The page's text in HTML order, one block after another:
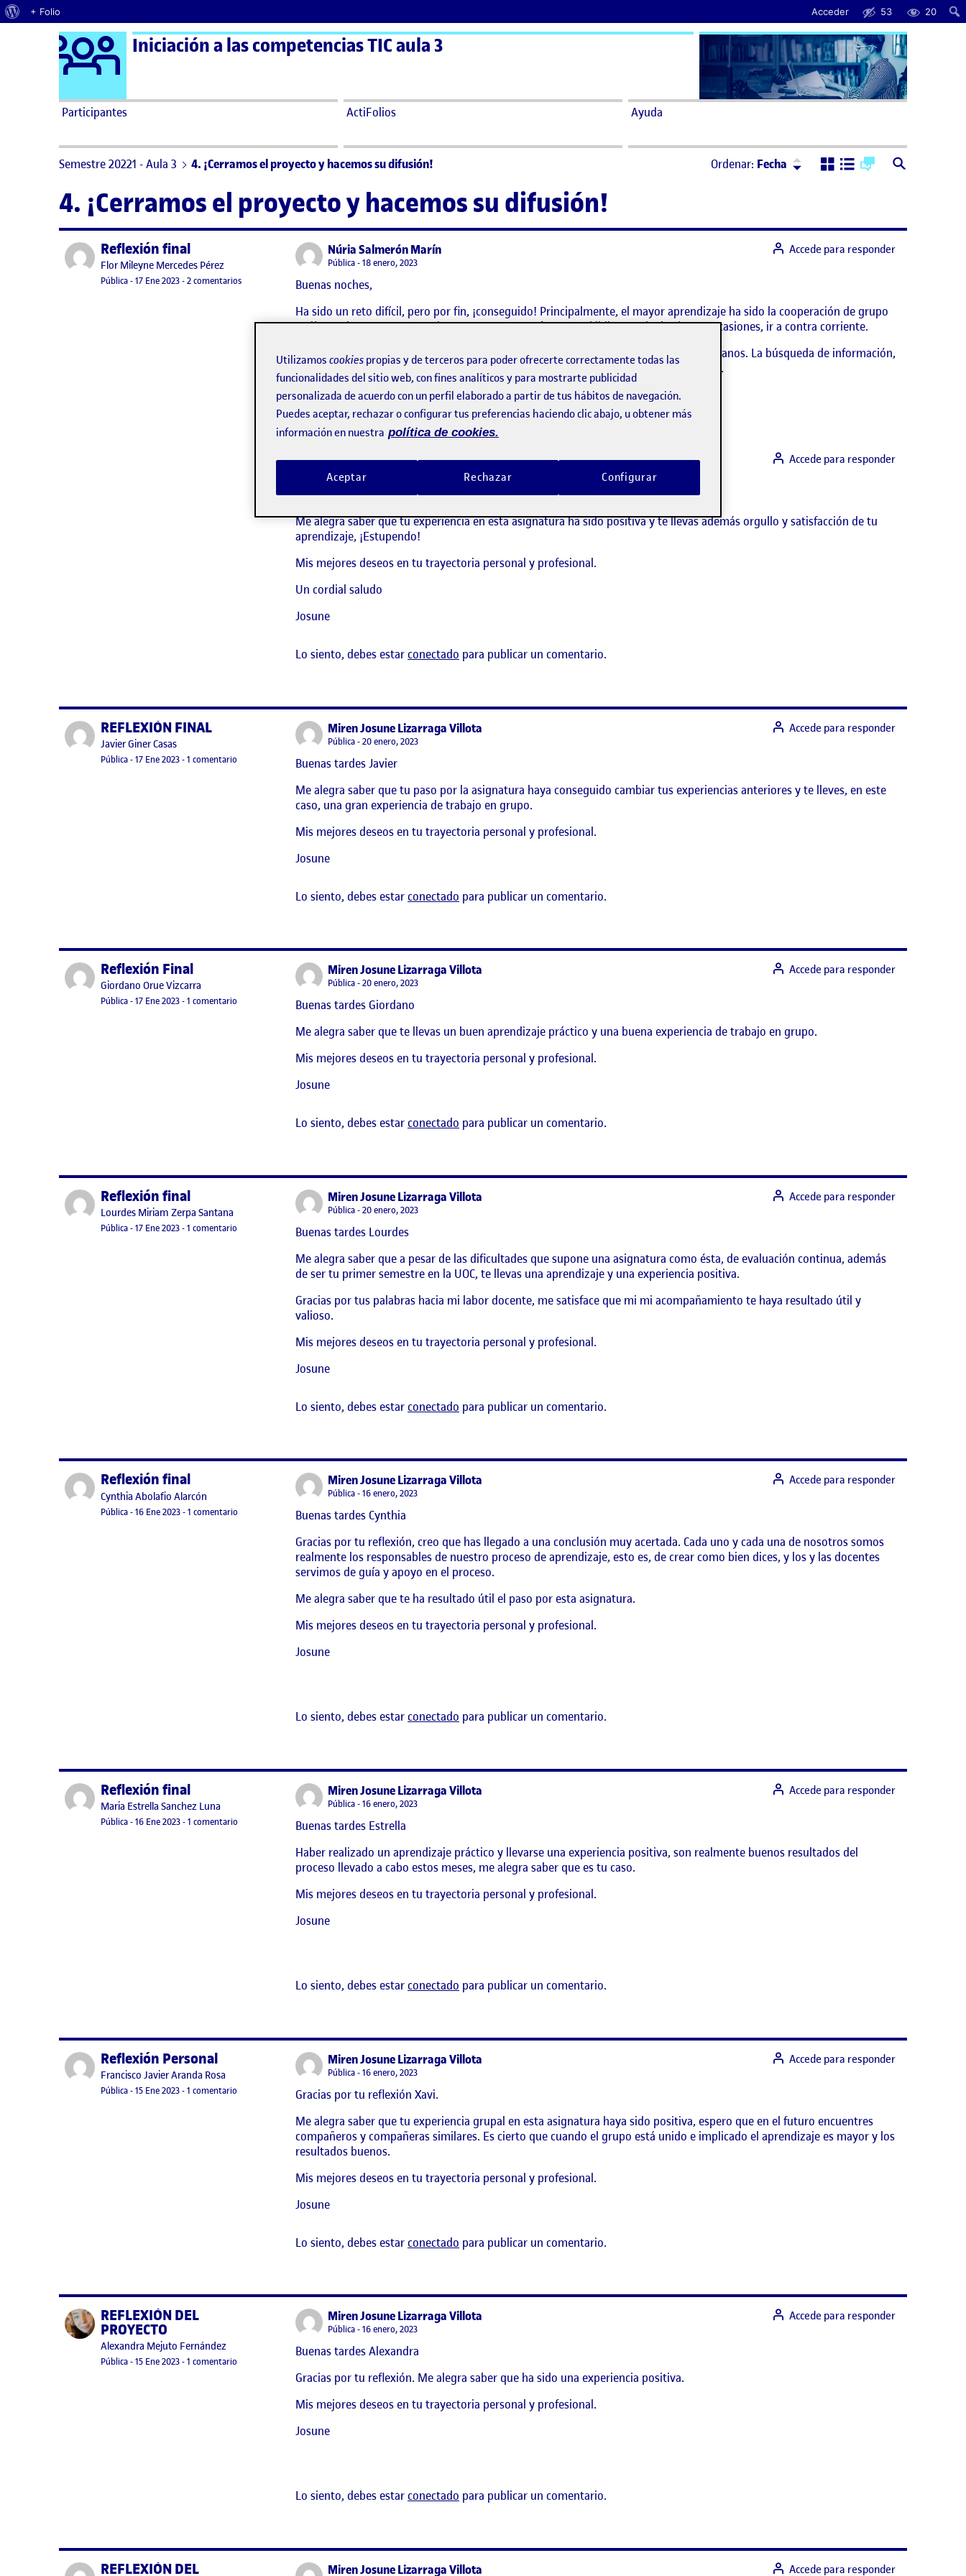
Acerca de WordPress
+ Folio Acceder 53 20
Saltar al contenido Logo Ágora
Iniciación a las competencias TIC aula 3
Participantes ActiFolios Ayuda
Semestre 20221 - Aula 3 4. ¡Cerramos el proyecto y hacemos su difusión! Ordenar: Fecha Ordenar:Descendente
4. ¡Cerramos el proyecto y hacemos su difusión!
Publicado porReflexión final
Publicado por
Flor Mileyne Mercedes Pérez
Visibilidad:
Pública-Fecha de publicación
17 Ene 202317 enero, 2023 11:06 pm
-2 comentariosen Reflexión final
Núria Salmerón Marínsays:
Visibilidad:
Pública 18 enero, 2023
Buenas noches,
Ha sido un reto difícil, pero por fin, ¡conseguido! Principalmente, el mayor aprendizaje ha sido la cooperación de grupo
en línea. El no conocernos, el no conocer puntos fuertes y débiles, me ha hecho, en ocasiones, ir a contra corriente.
Ha sido un trabajo muy rico en conocimientos, para aplicar en muchos ámbitos cotidianos. La búsqueda de información,
el contrastar distintas fuentes, el uso de varias plataformas de trabajo y presentación.
Ha sido un placer conocer a mis compañeras/o.
Gracias, un saludo.
Accede para responder
Miren Josune Lizarraga Villotasays:
Visibilidad:
Pública 20 enero, 2023
Buenas tardes Mileyne
Me alegra saber que tu experiencia en esta asignatura ha sido positiva y te llevas además orgullo y satisfacción de tu
aprendizaje, ¡Estupendo!
Mis mejores deseos en tu trayectoria personal y profesional.
Un cordial saludo
Josune
Accede para responder
Lo siento, debes estarconectado para publicar un comentario.
Publicado porREFLEXIÓN FINAL
Publicado por
Javier Giner Casas
Visibilidad:
Pública-Fecha de publicación
17 Ene 2023-1 comentario en REFLEXIÓN FINAL
Miren Josune Lizarraga Villota
Visibilidad:
Pública 20 enero, 2023
Buenas tardes Javier
Me alegra saber que tu paso por la asignatura haya conseguido cambiar tus experiencias anteriores y te lleves, en este
caso, una gran experiencia de trabajo en grupo.
Mis mejores deseos en tu trayectoria personal y profesional.
Josune
Accede para responder
Lo siento, debes estarconectado para publicar un comentario.
Publicado porReflexión Final
Publicado por
Giordano Orue Vizcarra
Visibilidad:
Pública-Fecha de publicación
17 Ene 2023-1 comentario en Reflexión Final
Miren Josune Lizarraga Villota
Visibilidad:
Pública 20 enero, 2023
Buenas tardes Giordano
Me alegra saber que te llevas un buen aprendizaje práctico y una buena experiencia de trabajo en grupo.
Mis mejores deseos en tu trayectoria personal y profesional.
Josune
Accede para responder
Lo siento, debes estarconectado para publicar un comentario.
Publicado porReflexión final
Publicado por
Lourdes Miriam Zerpa Santana
Visibilidad:
Pública-Fecha de publicación
17 Ene 202317 enero, 2023 5:41 pm
-1 comentario en Reflexión final
Miren Josune Lizarraga Villota
Visibilidad:
Pública 20 enero, 2023
Buenas tardes Lourdes
Me alegra saber que a pesar de las dificultades que supone una asignatura como ésta, de evaluación continua, además
de ser tu primer semestre en la UOC, te llevas una aprendizaje y una experiencia positiva.
Gracias por tus palabras hacia mi labor docente, me satisface que mi mi acompañamiento te haya resultado útil y
valioso.
Mis mejores deseos en tu trayectoria personal y profesional.
Josune
Accede para responder
Lo siento, debes estarconectado para publicar un comentario.
Publicado porReflexión final
Publicado por
Cynthia Abolafio Alarcón
Visibilidad:
Pública-Fecha de publicación
16 Ene 2023-1 comentario en Reflexión final
Miren Josune Lizarraga Villota
Visibilidad:
Pública 16 enero, 2023
Buenas tardes Cynthia
Gracias por tu reflexión, creo que has llegado a una conclusión muy acertada. Cada uno y cada una de nosotros somos
realmente los responsables de nuestro proceso de aprendizaje, esto es, de crear como bien dices, y los y las docentes
servimos de guía y apoyo en el proceso.
Me alegra saber que te ha resultado útil el paso por esta asignatura.
Mis mejores deseos en tu trayectoria personal y profesional.
Josune
Accede para responder
Lo siento, debes estarconectado para publicar un comentario.
Publicado porReflexión final
Publicado por
Maria Estrella Sanchez Luna
Visibilidad:
Pública-Fecha de publicación
16 Ene 2023-1 comentario en Reflexión final
Miren Josune Lizarraga Villota
Visibilidad:
Pública 16 enero, 2023
Buenas tardes Estrella
Haber realizado un aprendizaje práctico y llevarse una experiencia positiva, son realmente buenos resultados del
proceso llevado a cabo estos meses, me alegra saber que es tu caso.
Mis mejores deseos en tu trayectoria personal y profesional.
Josune
Accede para responder
Lo siento, debes estarconectado para publicar un comentario.
Publicado porReflexión Personal
Publicado por
Francisco Javier Aranda Rosa
Visibilidad:
Pública-Fecha de publicación
15 Ene 2023-1 comentario en Reflexión Personal
Miren Josune Lizarraga Villota
Visibilidad:
Pública 16 enero, 2023
Gracias por tu reflexión Xavi.
Me alegra saber que tu experiencia grupal en esta asignatura haya sido positiva, espero que en el futuro encuentres
compañeros y compañeras similares. Es cierto que cuando el grupo está unido e implicado el aprendizaje es mayor y los
resultados buenos.
Mis mejores deseos en tu trayectoria personal y profesional.
Josune
Accede para responder
Lo siento, debes estarconectado para publicar un comentario.
Publicado porREFLEXIÓN DEL
PROYECTO
Publicado por
Alexandra Mejuto Fernández
Visibilidad:
Pública-Fecha de publicación
15 Ene 2023-1 comentario
Miren Josune Lizarraga Villota
Visibilidad:
Pública 16 enero, 2023
Buenas tardes Alexandra
Gracias por tu reflexión. Me alegra saber que ha sido una experiencia positiva.
Mis mejores deseos en tu trayectoria personal y profesional.
Josune
Accede para responder
Lo siento, debes estarconectado para publicar un comentario.
Publicado porREFLEXIÓN DEL Miren Josune Lizarraga Villota Accede para responder
Utilizamos cookies propias y de terceros para poder ofrecerte correctamente todas las
funcionalidades del sitio web, con fines analíticos y para mostrarte publicidad
personalizada de acuerdo con un perfil elaborado a partir de tus hábitos de navegación.
Puedes aceptar, rechazar o configurar tus preferencias haciendo clic abajo, u obtener más
información en nuestra política de cookies.
Rechazar
Aceptar Configurar